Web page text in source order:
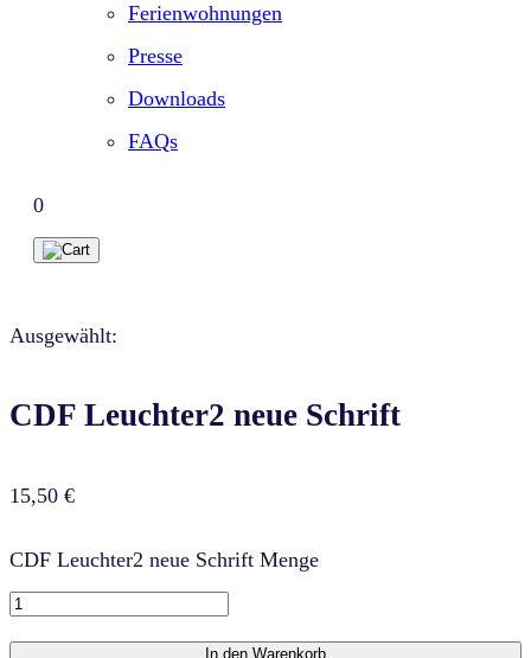
Ferienwohnungen
Presse
Downloads
FAQs
0
Ausgewählt:
CDF Leuchter2 neue Schrift
15,50 €
CDF Leuchter2 neue Schrift Menge
In den Warenkorb